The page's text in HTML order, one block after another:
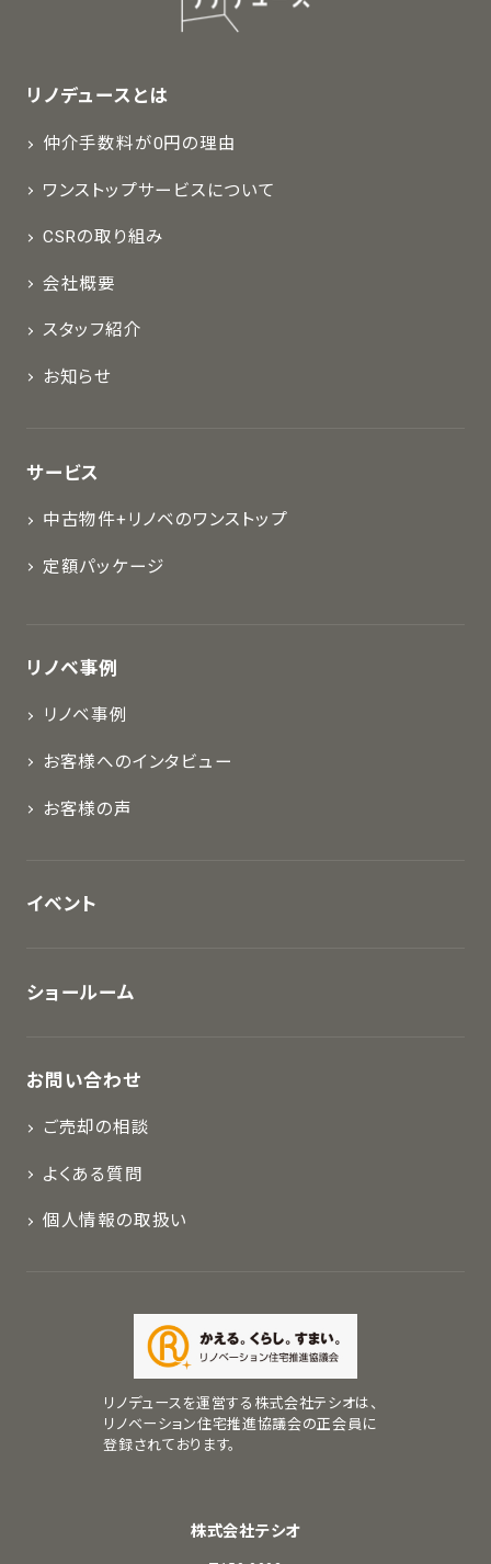
リノデュースとは
仲介手数料が0円の理由
ワンストップサービスについて
CSRの取り組み
会社概要
スタッフ紹介
お知らせ
サービス
中古物件+リノベのワンストップ
定額パッケージ
リノベ事例
リノベ事例
お客様へのインタビュー
お客様の声
イベント
ショールーム
お問い合わせ
ご売却の相談
よくある質問
個人情報の取扱い
リノデュースを運営する株式会社テシオは、
リノベーション住宅推進協議会の正会員に
登録されております。
株式会社テシオ